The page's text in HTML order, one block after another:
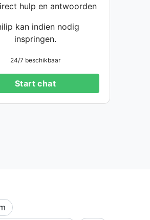
hulp en antwoorden
kan indien nodig
inspringen.
24/7 beschikbaar
Start chat